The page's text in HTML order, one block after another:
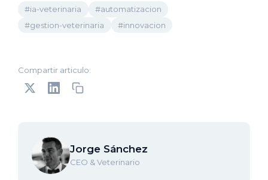
#ia-veterinaria
#automatizacion
#gestion-veterinaria
#innovacion
Compartir articulo:
Jorge Sánchez
CEO & Veterinario